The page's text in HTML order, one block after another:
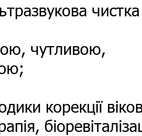
чистка
чутливою,
корекції